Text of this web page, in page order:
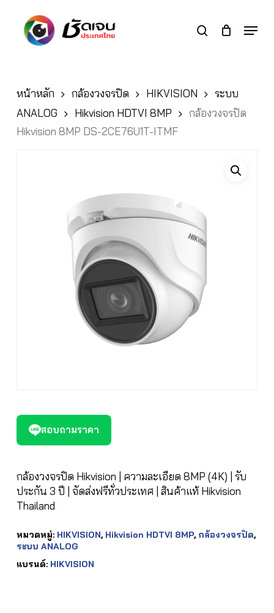
search Menu
หน้าหลัก กล้องวงจรปิด HIKVISION
ระบบ
ANALOG
Hikvision HDTVI 8MP
กล้องวงจรปิด
Hikvision 8MP DS-2CE76U1T-ITMF
สอบถามราคา
กล้องวงจรปิด Hikvision | ความละเอียด 8MP (4K) | รับ
ประกัน 3 ปี | จัดส่งฟรีทั่วประเทศ | สินค้าแท้ Hikvision
Thailand
หมวดหมู่: HIKVISION, Hikvision HDTVI 8MP, กล้องวงจรปิด,
ระบบ ANALOG
แบรนด์: HIKVISION
Close